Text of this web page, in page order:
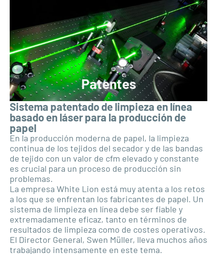
Patentes
Sistema patentado de limpieza en línea
basado en láser para la producción de
papel
En la producción moderna de papel, la limpieza
continua de los tejidos del secador y de las bandas
de tejido con un valor de cfm elevado y constante
es crucial para un proceso de producción sin
problemas.
La empresa White Lion está muy atenta a los retos
a los que se enfrentan los fabricantes de papel. Un
sistema de limpieza en línea debe ser fiable y
extremadamente eficaz, tanto en términos de
resultados de limpieza como de costes operativos.
El Director General, Swen Müller, lleva muchos años
trabajando intensamente en este tema.